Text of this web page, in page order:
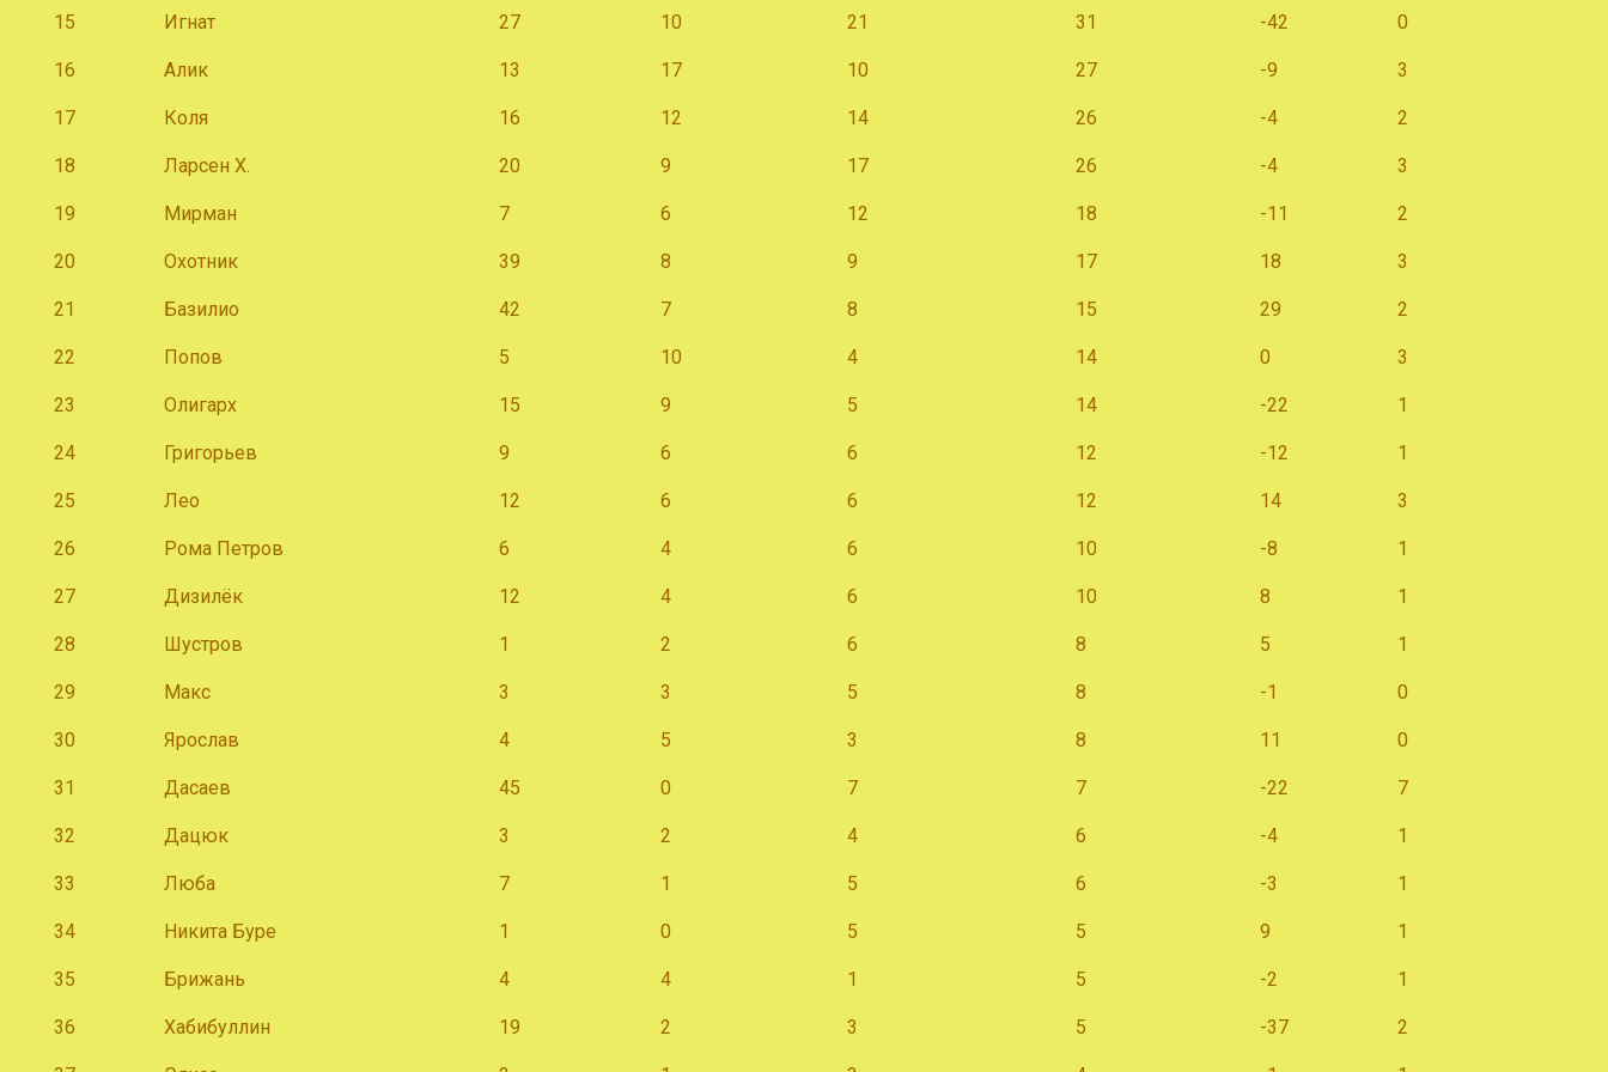
15 Игнат 27 10 21 31 -42 0
16 Алик 13 17 10 27 -9 3
17 Коля 16 12 14 26 -4 2
18 Ларсен Х. 20 9 17 26 -4 3
19 Мирман 7 6 12 18 -11 2
20 Охотник 39 8 9 17 18 3
21 Базилио 42 7 8 15 29 2
22 Попов 5 10 4 14 0 3
23 Олигарх 15 9 5 14 -22 1
24 Григорьев 9 6 6 12 -12 1
25 Лео 12 6 6 12 14 3
26 Рома Петров 6 4 6 10 -8 1
27 Дизилёк 12 4 6 10 8 1
28 Шустров 1 2 6 8 5 1
29 Макс 3 3 5 8 -1 0
30 Ярослав 4 5 3 8 11 0
31 Дасаев 45 0 7 7 -22 7
32 Дацюк 3 2 4 6 -4 1
33 Люба 7 1 5 6 -3 1
34 Никита Буре 1 0 5 5 9 1
35 Брижань 4 4 1 5 -2 1
36 Хабибуллин 19 2 3 5 -37 2